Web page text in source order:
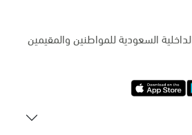
السعودية للمواطنين والمقيمين